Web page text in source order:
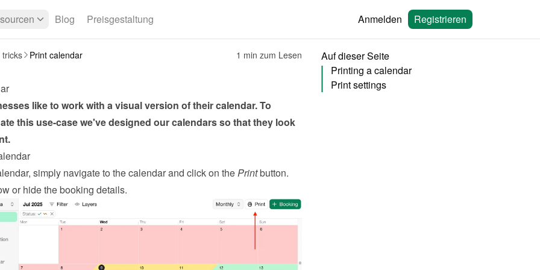
Blog Preisgestaltung Anmelden Registrieren
Print calendar 1 min zum Lesen
like to work with a visual version of their calendar. To
this use-case we've designed our calendars so that they look
simply navigate to the calendar and click on the Print button.
or hide the booking details.
Auf dieser Seite
Printing a calendar
Print settings